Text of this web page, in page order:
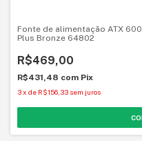
Fonte de alimentação ATX
Plus Bronze 64802
R$469,00
R$431,48 com Pix
3x de R$156,33 sem juros